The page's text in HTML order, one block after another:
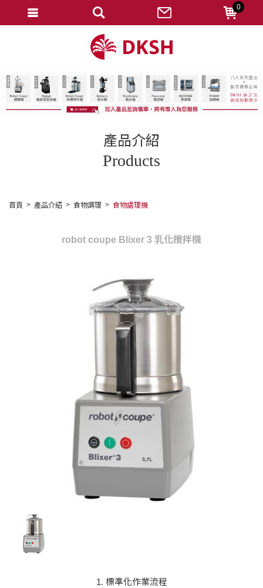
產品介紹
Products
首頁 產品介紹 食物調理 食物處理機
robot coupe Blixer 3 乳化攪拌機
1. 標準化作業流程
0
忘記密碼
變更密碼
匯款通知